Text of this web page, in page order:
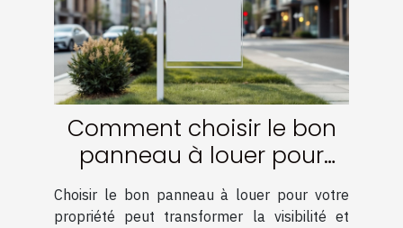
Comment choisir le bon
panneau à louer pour
votre propriété
Choisir le bon panneau à louer pour votre
propriété peut transformer la visibilité et